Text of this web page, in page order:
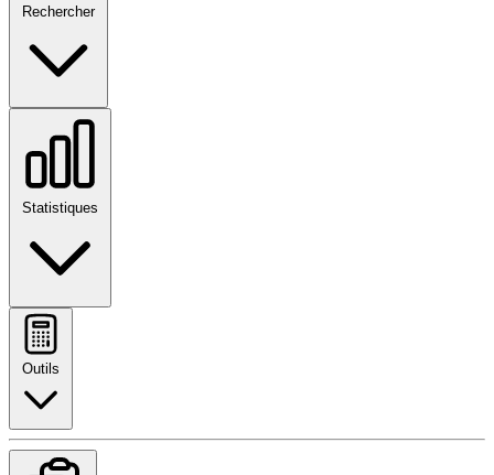
Rechercher
Statistiques
Outils